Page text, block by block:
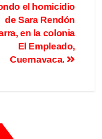
el homicidio
de Sara Rendón
en la colonia
El Empleado,
Cuernavaca.